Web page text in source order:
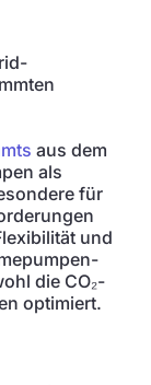
aus dem
als
für
und
die CO₂-
optimiert.